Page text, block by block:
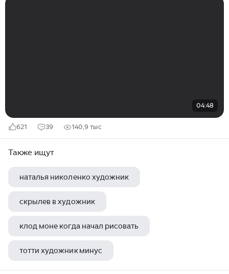
04:48
621 39 140,9 тыс
Также ищут
наталья николенко художник
скрылев в художник
клод моне когда начал рисовать
тотти художник минус